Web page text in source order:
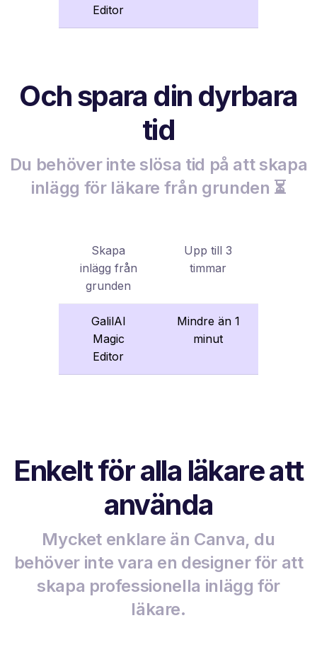
Editor
Och spara din dyrbara
tid
Du behöver inte slösa tid på att skapa
inlägg för läkare från grunden ⏳
Skapa
inlägg från
grunden
Upp till 3
timmar
GalilAI
Magic
Editor
Mindre än 1
minut
Enkelt för alla läkare att
använda
Mycket enklare än Canva, du
behöver inte vara en designer för att
skapa professionella inlägg för
läkare.